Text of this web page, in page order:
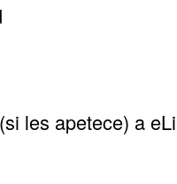
les apetece) a eLi